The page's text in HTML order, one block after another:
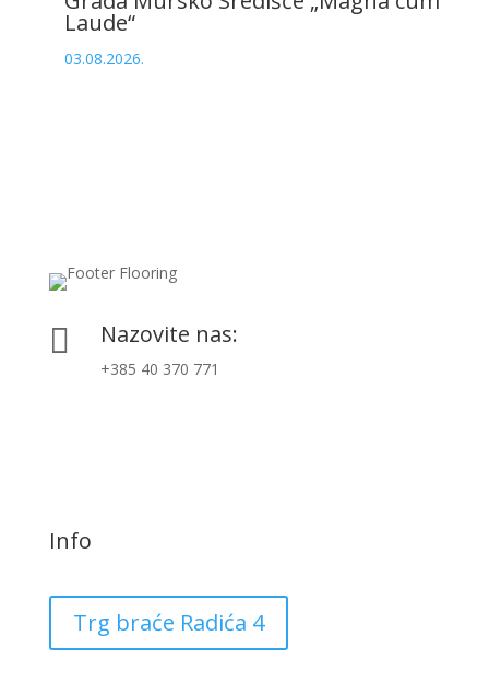
Laude“
03.08.2026.
 Nazovite nas:
+385 40 370 771
Info
Trg braće Radića 4